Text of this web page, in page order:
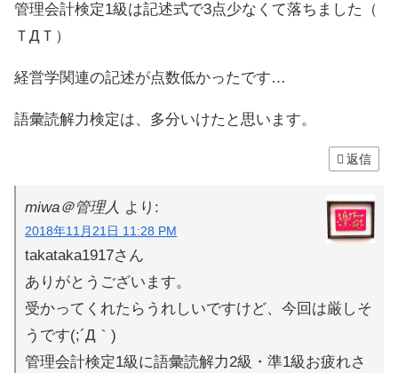
管理会計検定1級は記述式で3点少なくて落ちました（
ＴДＴ）
経営学関連の記述が点数低かったです…
語彙読解力検定は、多分いけたと思います。
返信
miwa＠管理人 より:
2018年11月21日 11:28 PM
takataka1917さん
ありがとうございます。
受かってくれたらうれしいですけど、今回は厳しそ
うです(;´Д｀)
管理会計検定1級に語彙読解力2級・準1級お疲れさ